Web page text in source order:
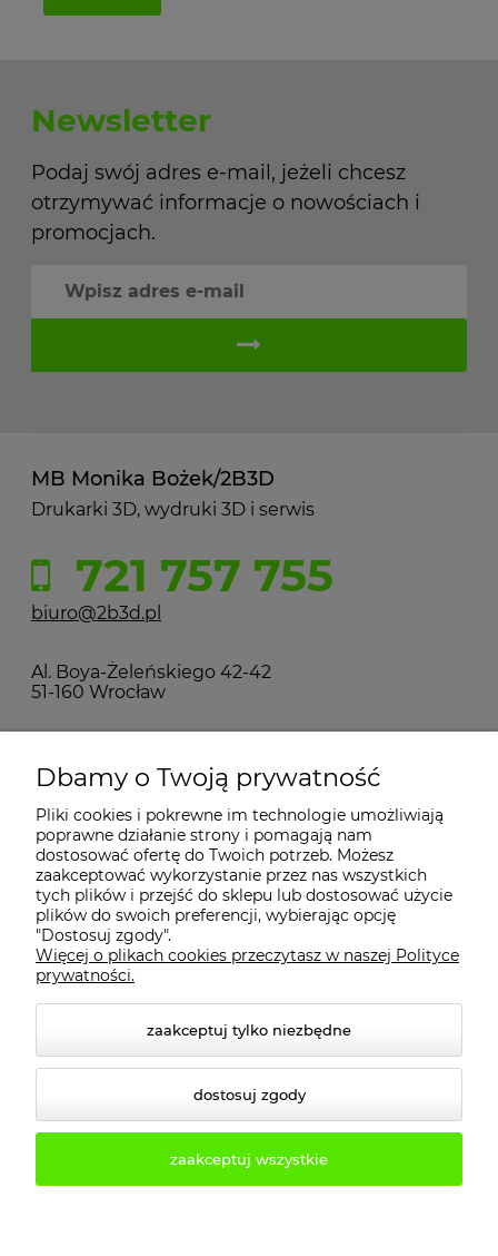
Newsletter
Podaj swój adres e-mail, jeżeli chcesz
otrzymywać informacje o nowościach i
promocjach.
MB Monika Bożek/2B3D
Drukarki 3D, wydruki 3D i serwis
721 757 755
biuro@2b3d.pl
Al. Boya-Żeleńskiego 42-42
51-160 Wrocław
MOJE KONTO
PŁATNOŚCI I DOSTAWA
INFORMACJE
KONTAKT
© 2026 2b3d.pl. Wszelkie prawa zastrzeżone.
Dbamy o Twoją prywatność
Pliki cookies i pokrewne im technologie umożliwiają
poprawne działanie strony i pomagają nam
dostosować ofertę do Twoich potrzeb. Możesz
zaakceptować wykorzystanie przez nas wszystkich
tych plików i przejść do sklepu lub dostosować użycie
plików do swoich preferencji, wybierając opcję
"Dostosuj zgody".
Więcej o plikach cookies przeczytasz w naszej Polityce
prywatności.
zaakceptuj tylko niezbędne
dostosuj zgody
zaakceptuj wszystkie